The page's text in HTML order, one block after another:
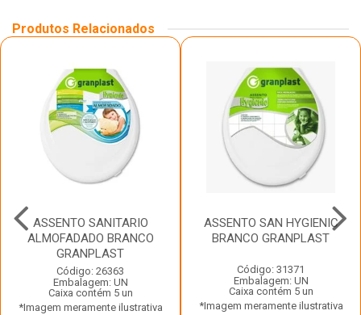
Produtos Relacionados
ASSENTO SANITARIO
ALMOFADADO BRANCO
GRANPLAST
Código: 26363
Embalagem: UN
Caixa contém 5 un
*Imagem meramente ilustrativa
ASSENTO SAN HYGIENIC
BRANCO GRANPLAST
Código: 31371
Embalagem: UN
Caixa contém 5 un
*Imagem meramente ilustrativa